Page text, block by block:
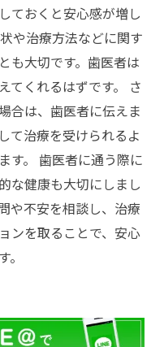
ておくと安心感が増し
や治療方法などに関す
も大切です。歯医者は
てくれるはずです。 さ
合は、歯医者に伝えま
て治療を受けられるよ
す。 歯医者に通う際に
な健康も大切にしまし
や不安を相談し、治療
ンを取ることで、安心